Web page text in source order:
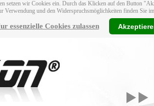
setzen wir Cookies ein. Durch das Klicken auf den Button
Verwendung und den Widerspruchsmöglichkeiten finden Sie
essenzielle Cookies zulassen